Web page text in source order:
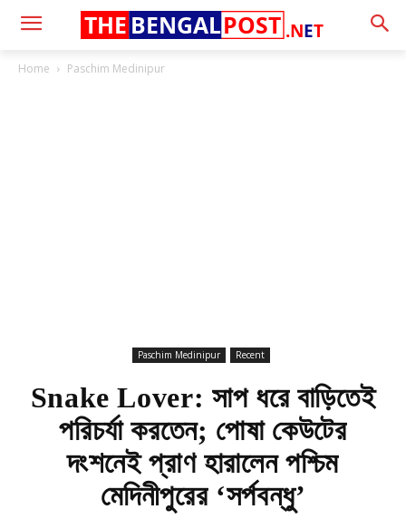
.NET
THE BENGALPOST
Home Paschim Medinipur
Paschim Medinipur Recent
Snake Lover: সাপ ধরে বাড়িতেই
পরিচর্যা করতেন; পোষা কেউটের
দংশনেই প্রাণ হারালেন পশ্চিম
মেদিনীপুরের ‘সর্পবন্ধু’